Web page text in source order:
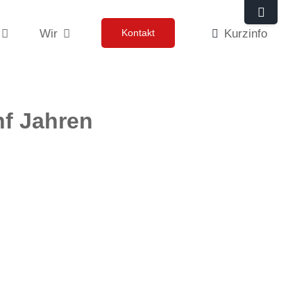
Wir Kontakt Kurzinfo
Jahren
Toggle
Sliding